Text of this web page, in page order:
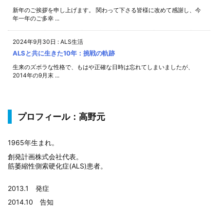
新年のご挨拶を申し上げます。 関わって下さる皆様に改めて感謝し、今
年一年のご多幸 ...
2024年9月30日 : ALS生活
ALSと共に生きた10年：挑戦の軌跡
生来のズボラな性格で、もはや正確な日時は忘れてしまいましたが、
2014年の9月末 ...
プロフィール：高野元
1965年生まれ。
創発計画株式会社代表。
筋萎縮性側索硬化症(ALS)患者。
2013.1 発症
2014.10 告知